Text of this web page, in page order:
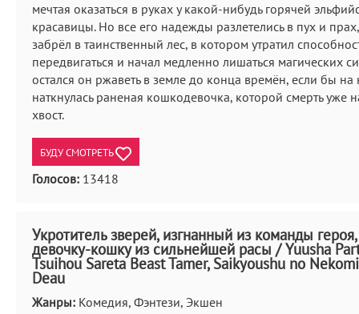
мечтая оказаться в руках у какой-нибудь горячей
красавицы. Но все его надежды разлетелись в пух и
забрёл в таинственный лес, в котором утратил
передвигаться и начал медленно лишаться магических
остался он ржаветь в земле до конца времён, если бы на
наткнулась раненая кошкодевочка, которой смерть уже
хвост.
БУДУ СМОТРЕТЬ
Голосов: 13418
Укротитель зверей, изгнанный из команды
девочку-кошку из сильнейшей расы / Yuusha
Tsuihou Sareta Beast Tamer, Saikyoushu no
Deau
Жанры: Комедия, Фэнтези, Экшен